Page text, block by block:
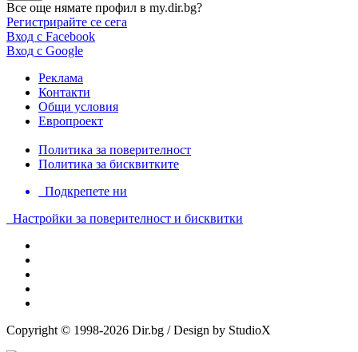
Все още нямате профил в my.dir.bg?
Регистрирайте се сега
Вход с Facebook
Вход с Google
Реклама
Контакти
Общи условия
Европроект
Политика за поверителност
Политика за бисквитките
Подкрепете ни
Настройки за поверителност и бисквитки
Copyright © 1998-2026 Dir.bg / Design by StudioX